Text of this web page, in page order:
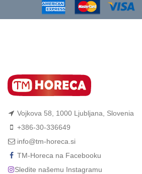
Vojkova 58, 1000 Ljubljana, Slovenia
+386-30-336649
info@tm-horeca.si
TM-Horeca na Facebooku
Sledite našemu Instagramu